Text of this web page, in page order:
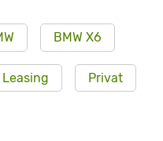
BMW X6
Leasing Privat